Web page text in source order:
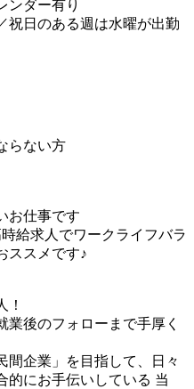
ンダー有り
祝日のある週は水曜が出勤
らない方
お仕事です
給求人でワークライフバラ
ススメです♪
！
業後のフォローまで手厚く
間企業」を目指して、日々
的にお手伝いしている 当